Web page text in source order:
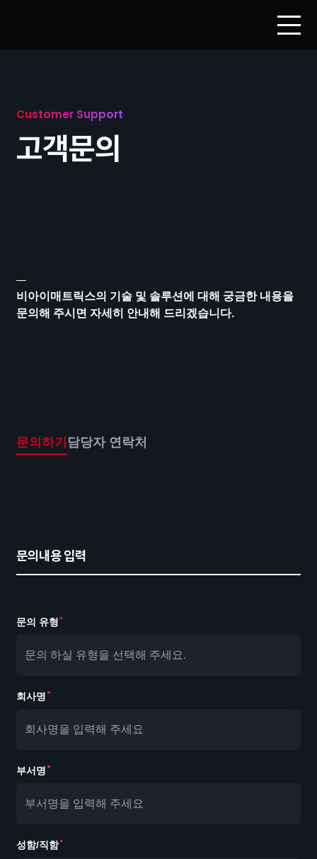
Customer Support
고객문의
비아이매트릭스의 기술 및 솔루션에 대해 궁금한 내용을
문의해 주시면 자세히 안내해 드리겠습니다.
문의하기 담당자 연락처
문의내용 입력
문의 유형
문의 하실 유형을 선택해 주세요.
회사명
부서명
성함/직함